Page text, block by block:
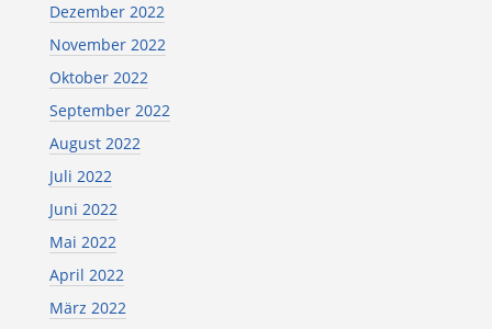
Dezember 2022
November 2022
Oktober 2022
September 2022
August 2022
Juli 2022
Juni 2022
Mai 2022
April 2022
März 2022